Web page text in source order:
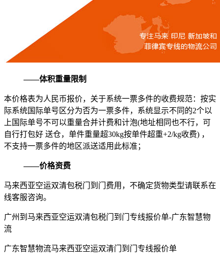
——体积重量限制
本价格表为人民币报价，关于系统一票多件的收费规范：按实
际系统国际单号区分为否为一票多件，系统显示不同的2个以
上国际单号不可以重量合并计费和计泡(地址相同也不行，可
自行打包好 送仓，单件重量超30kg按单件超重+2/kg收费) ，
不支持一票多件的地区派送适用此标准；
——价格资费
马来西亚空运双清包税门到门费用，不确定货物类型请联系在
线客服咨询。
广州到马来西亚空运双清包税门到门专线报价单-广东智慧物
流
广东智慧物流马来西亚空运双清门到门专线报价单